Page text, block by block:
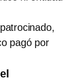
pagó por